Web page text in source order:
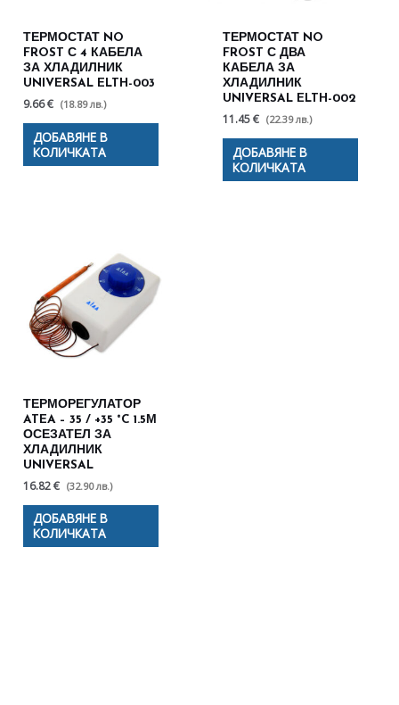
ТЕРМОСТАТ NO
FROST С 4 КАБЕЛА
ЗА ХЛАДИЛНИК
UNIVERSAL ELTH-003
9.66 € (18.89 лв.)
ДОБАВЯНЕ В
КОЛИЧКАТА
ТЕРМОСТАТ NO
FROST С ДВА
КАБЕЛА ЗА
ХЛАДИЛНИК
UNIVERSAL ELTH-002
11.45 € (22.39 лв.)
ДОБАВЯНЕ В
КОЛИЧКАТА
ТЕРМОРЕГУЛАТОР
ATEA – 35 / +35 °C 1.5М
ОСЕЗАТЕЛ ЗА
ХЛАДИЛНИК
UNIVERSAL
16.82 € (32.90 лв.)
ДОБАВЯНЕ В
КОЛИЧКАТА